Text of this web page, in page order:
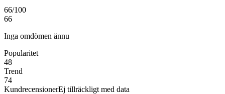
66/100
66
Inga omdömen ännu
Popularitet
48
Trend
74
KundrecensionerEj tillräckligt med data